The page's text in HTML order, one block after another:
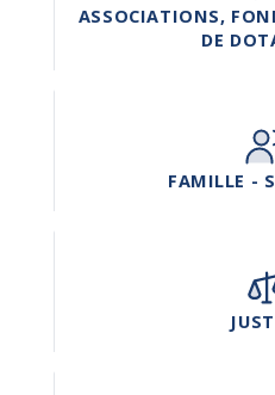
ASSOCIATIONS,
DE
FAMILLE -